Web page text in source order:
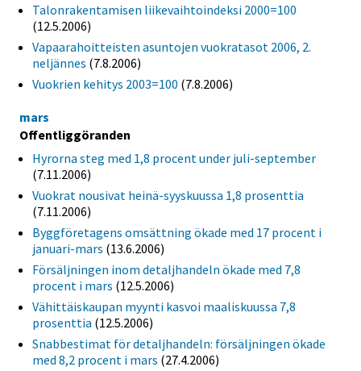
Talonrakentamisen liikevaihtoindeksi 2000=100
(12.5.2006)
Vapaarahoitteisten asuntojen vuokratasot 2006, 2.
neljännes (7.8.2006)
Vuokrien kehitys 2003=100 (7.8.2006)
mars
Offentliggöranden
Hyrorna steg med 1,8 procent under juli-september
(7.11.2006)
Vuokrat nousivat heinä-syyskuussa 1,8 prosenttia
(7.11.2006)
Byggföretagens omsättning ökade med 17 procent i
januari-mars (13.6.2006)
Försäljningen inom detaljhandeln ökade med 7,8
procent i mars (12.5.2006)
Vähittäiskaupan myynti kasvoi maaliskuussa 7,8
prosenttia (12.5.2006)
Snabbestimat för detaljhandeln: försäljningen ökade
med 8,2 procent i mars (27.4.2006)